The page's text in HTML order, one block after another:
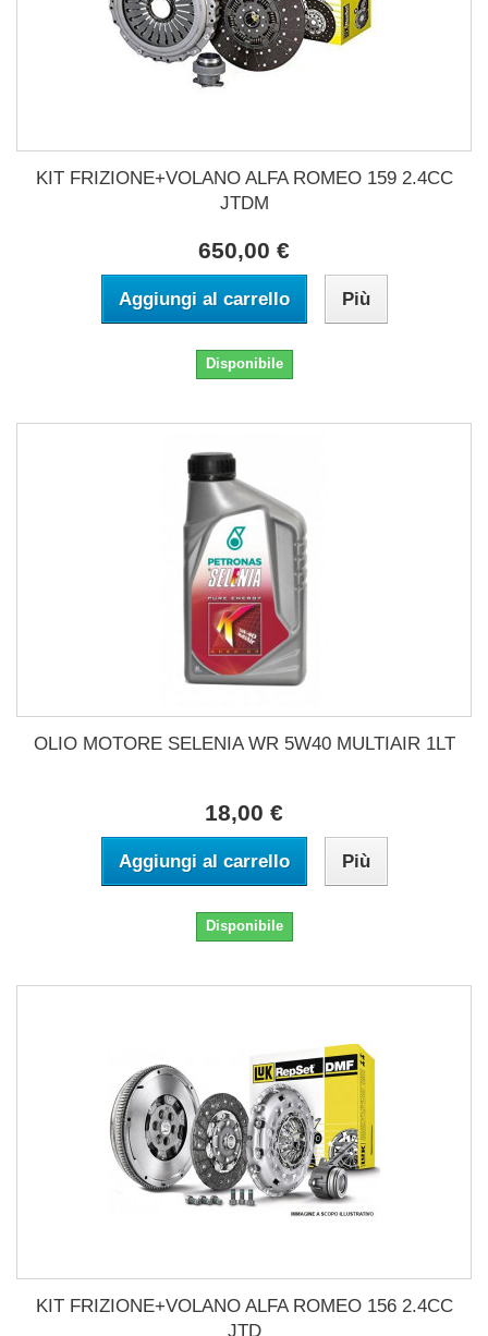
KIT FRIZIONE+VOLANO ALFA ROMEO 159 2.4CC
JTDM
650,00 €
Aggiungi al carrello Più
Disponibile
OLIO MOTORE SELENIA WR 5W40 MULTIAIR 1LT
18,00 €
Aggiungi al carrello Più
Disponibile
KIT FRIZIONE+VOLANO ALFA ROMEO 156 2.4CC
JTD